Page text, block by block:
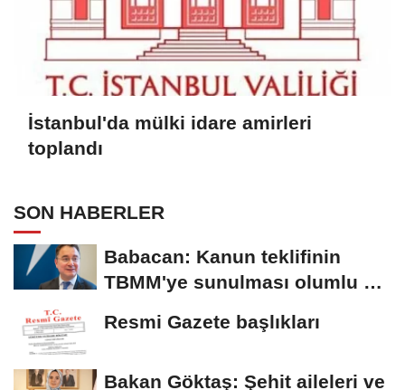
İstanbul'da mülki idare amirleri
toplandı
SON HABERLER
Babacan: Kanun teklifinin
TBMM'ye sunulması olumlu bir
Resmi Gazete başlıkları
Bakan Göktaş: Şehit aileleri ve